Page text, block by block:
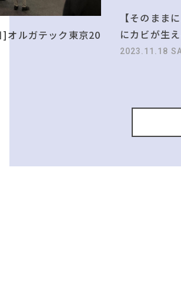
オルガテック東京20
【そのまま
にカビが生
2023.11.18